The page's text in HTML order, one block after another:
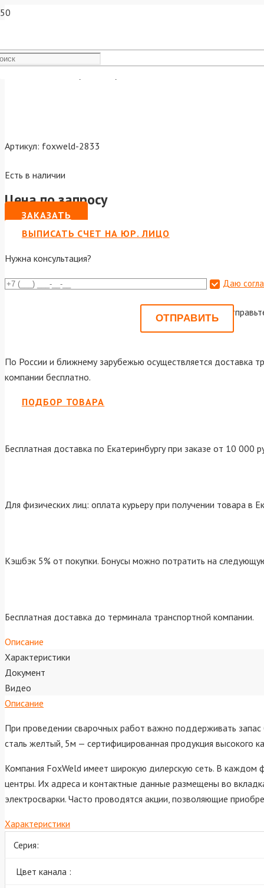
Канал 1,2-1,6мм сталь
Артикул: foxweld-2833
Есть в наличии
Цена по запросу
ЗАКАЗАТЬ
ВЫПИСАТЬ СЧЕТ НА ЮР. ЛИЦО
Нужна консультация?
Даю
Или
По России и ближнему зарубежью осуществляется доставка
компании бесплатно.
ПОДБОР ТОВАРА
Бесплатная доставка по Екатеринбургу при заказе от 10 000
Для физических лиц: оплата курьеру при получении товара в
Кэшбэк 5% от покупки. Бонусы можно потратить на
Бесплатная доставка до терминала транспортной компании.
Описание
Характеристики
Документ
Видео
Описание
При проведении сварочных работ важно поддерживать
сталь желтый, 5м — сертифицированная продукция высокого
Компания FoxWeld имеет широкую дилерскую сеть. В каждом
центры. Их адреса и контактные данные размещены во
электросварки. Часто проводятся акции, позволяющие
Характеристики
Серия:
Цвет канала :